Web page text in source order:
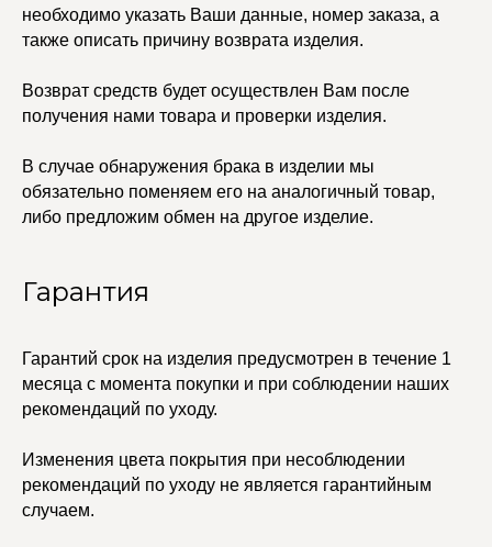
необходимо указать Ваши данные, номер заказа, а
также описать причину возврата изделия.
Возврат средств будет осуществлен Вам после
получения нами товара и проверки изделия.
В случае обнаружения брака в изделии мы
обязательно поменяем его на аналогичный товар,
либо предложим обмен на другое изделие.
Гарантия
Гарантий срок на изделия предусмотрен в течение 1
месяца с момента покупки и при соблюдении наших
рекомендаций по уходу.
Изменения цвета покрытия при несоблюдении
рекомендаций по уходу не является гарантийным
случаем.